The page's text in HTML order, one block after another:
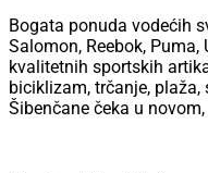
Bogata ponuda vodećih
Salomon, Reebok,
kvalitetnih sportskih
biciklizam, trčanje,
Šibenčane čeka u